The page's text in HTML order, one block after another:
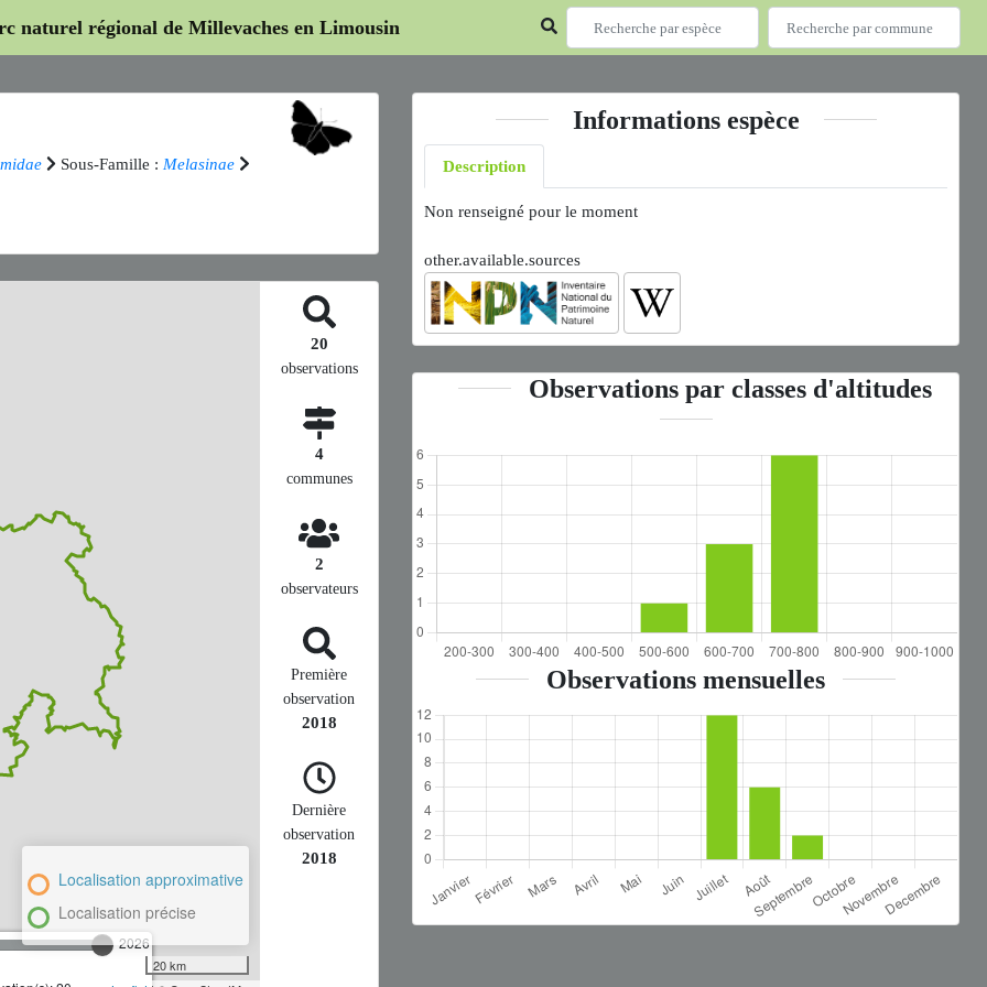
naturel régional de Millevaches en Limousin
Sous-Famille : Melasinae
2026
Localisation approximative
Localisation précise
20 km
20
observations
4
communes
2
observateurs
Première
observation
2018
Dernière
observation
2018
Informations espèce
Description
Non renseigné pour le moment
other.available.sources
Observations par classes d'altitudes
Observations mensuelles